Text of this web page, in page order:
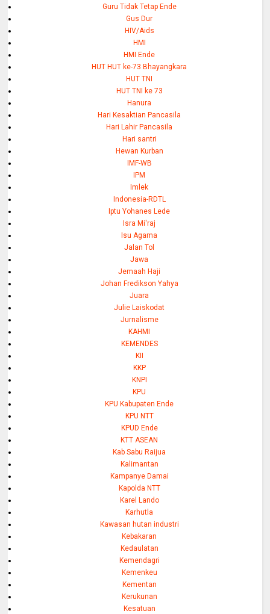
Guru Tidak Tetap Ende
Gus Dur
HIV/Aids
HMI
HMI Ende
HUT HUT ke-73 Bhayangkara
HUT TNI
HUT TNI ke 73
Hanura
Hari Kesaktian Pancasila
Hari Lahir Pancasila
Hari santri
Hewan Kurban
IMF-WB
IPM
Imlek
Indonesia-RDTL
Iptu Yohanes Lede
Isra Mi'raj
Isu Agama
Jalan Tol
Jawa
Jemaah Haji
Johan Fredikson Yahya
Juara
Julie Laiskodat
Jurnalisme
KAHMI
KEMENDES
KII
KKP
KNPI
KPU
KPU Kabupaten Ende
KPU NTT
KPUD Ende
KTT ASEAN
Kab Sabu Raijua
Kalimantan
Kampanye Damai
Kapolda NTT
Karel Lando
Karhutla
Kawasan hutan industri
Kebakaran
Kedaulatan
Kemendagri
Kemenkeu
Kementan
Kerukunan
Kesatuan